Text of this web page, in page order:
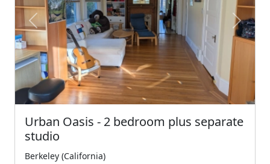
Previous Next
Urban Oasis - 2 bedroom plus separate
studio
Berkeley (California)